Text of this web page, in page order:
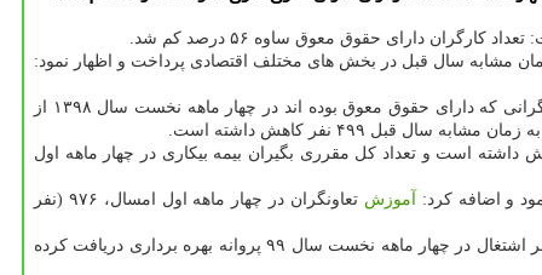
در گفت و گو با خبرنگاران به ارائه گزارشی از عملکرد شهرستان ساوه در چهار ماهه نخست سال ۹۹ نسبت به زمان مشابه سال قبل در بخش های مختلف اقتصادی پرداخت و اظهار نمود:
وی بیان کرد: در چهار ماهه نخست سال ۹۹ تعداد کارگران دارای حقوق معوق ۵۶ درصد نسبت به زمان مشابه سال قبل کاهش داشته است. تعداد کارگرانی که دارای حقوق معوق بوده اند در چهار ماهه نخست سال ۱۳۹۸ از
بکارگماردگان کاریابی ها در چهار ماهه اول سال جاری ۶۰۰ نفر بوده که نسبت به زمان مشابه سال قبل ۵۷ نفر افزایش داشته است و تعداد کل مقرری بگیران بیمه بیکاری در چهار ماهه اول
آموزش تعاونگران در چهار ماهه اول امسال، ۹۷۶ (نفر
اشاره نمود و اضافه کرد: تعداد ۲۶ طرح صنعتی با رقم سرمایه گذاری ۴۴۳۲ میلیارد ریال و ۴۳۷ نفر اشتغال در چهار ماهه نخست سال ۹۹ پروانه بهره برداری دریافت کرده